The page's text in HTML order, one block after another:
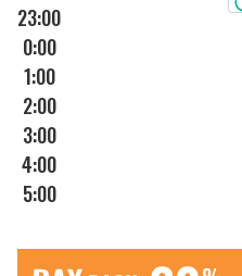
23:00
0:00
1:00
2:00
3:00
4:00
5:00